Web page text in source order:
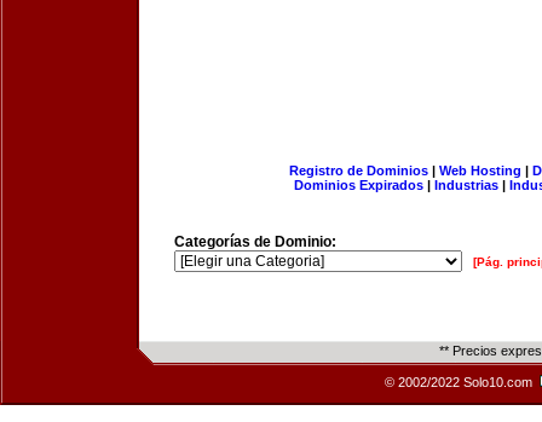
Registro de Dominios| Web Hosting |
Dominios Expirados | Industrias |
Categorías de Dominio:
[Pág.
** Precios
© 2002/2022 Solo10.com